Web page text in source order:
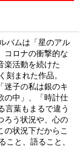
バムは「星のアル
コロナの衝撃的な
楽活動を続けた
刻まれた作品。
迷子の私は銀のキ
の中」、「時計仕
言葉もまるで違う
ろう状況や、心の
の状況下だからこ
こと、語ること、